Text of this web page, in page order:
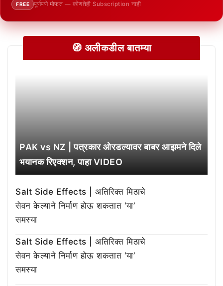
FREE पूर्णपणे मोफत — कोणतेही Subscription नाही
🧭 अलीकडील बातम्या
PAK vs NZ | पत्रकार ओरडल्यावर बाबर आझमने दिले
भयानक रिएक्शन, पाहा VIDEO
Salt Side Effects | अतिरिक्त मिठाचे
सेवन केल्याने निर्माण होऊ शकतात ‘या’
समस्या
Salt Side Effects | अतिरिक्त मिठाचे
सेवन केल्याने निर्माण होऊ शकतात ‘या’
समस्या